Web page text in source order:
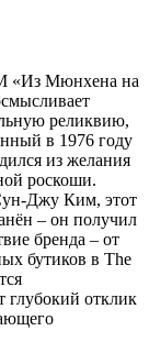
«Из Мюнхена на
реликвию,
в 1976 году
из желания
роскоши.
Джу Ким, этот
– он получил
бренда – от
бутиков в The
глубокий отклик